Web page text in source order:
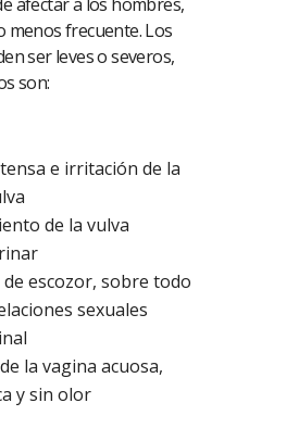
menos frecuente. Los
ser leves o severos,
son:
e irritación de la
de la vulva
de escozor, sobre todo
sexuales
la vagina acuosa,
y sin olor